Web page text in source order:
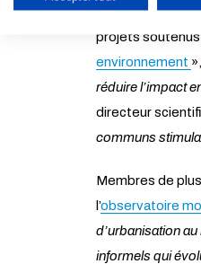
et privés du
projets soutenus
environnement
réduire l’impact
directeur
communs
Membres de
l’observatoire
d’urbanisation
informels qui